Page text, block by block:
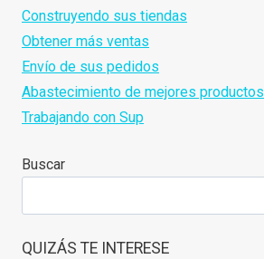
DRIVE
Construyendo sus tiendas
Obtener más ventas
Envío de sus pedidos
Abastecimiento de mejores productos
Trabajando con Sup
Buscar
QUIZÁS TE INTERESE